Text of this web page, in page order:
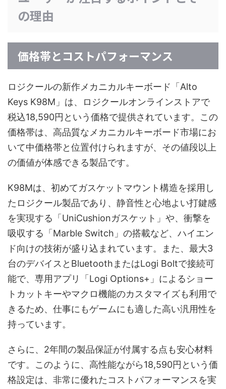
の理由
価格帯とコストパフォーマンス
ロジクールの新作メカニカルキーボード「Alto
Keys K98M」は、ロジクールオンラインストアで
税込18,590円という価格で提供されています。この
価格帯は、高品質なメカニカルキーボード市場にお
いて中価格帯と位置付けられますが、その値段以上
の価値が体感できる製品です。
K98Mは、初めてガスケットマウント構造を採用し
たロジクール製品であり、静音性と心地よい打鍵感
を実現する「UniCushionガスケット」や、衝撃を
吸収する「Marble Switch」の搭載など、ハイエン
ド向けの技術が盛り込まれています。また、最大3
台のデバイスとBluetoothまたはLogi Boltで接続可
能で、専用アプリ「Logi Options+」によるショー
トカットキーやマクロ機能のカスタマイズも利用で
きるため、仕事にもゲームにも適した高い汎用性を
持っています。
さらに、2年間の製品保証が付属する点も安心材料
です。このように、高性能ながら18,590円という価
格設定は、非常に優れたコストパフォーマンスを実